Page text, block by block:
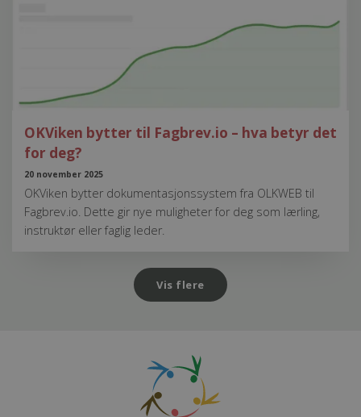
OKViken bytter til Fagbrev.io – hva betyr det
for deg?
20 november 2025
OKViken bytter dokumentasjonssystem fra OLKWEB til
Fagbrev.io. Dette gir nye muligheter for deg som lærling,
instruktør eller faglig leder.
Vis flere